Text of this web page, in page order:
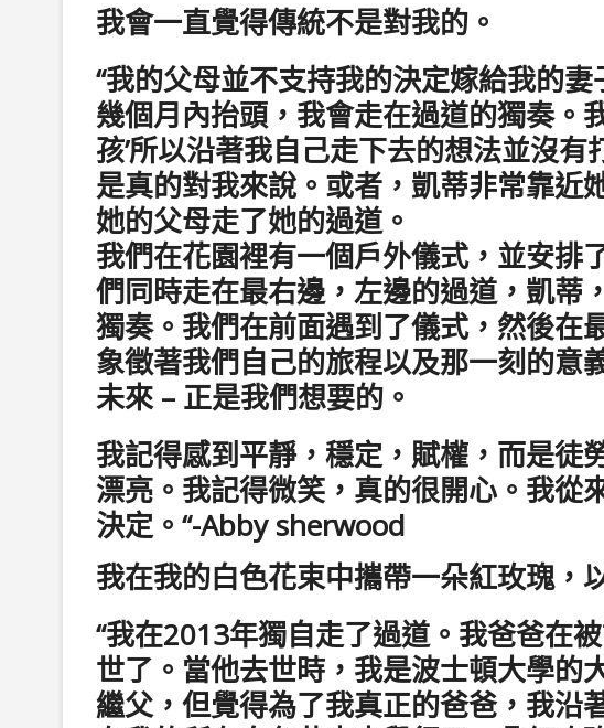
我會一直覺得傳統不是對我的。
“我的父母並不支持我的決定嫁給我的
幾個月內抬頭，我會走在過道的獨奏。
孩’所以沿著我自己走下去的想法並沒
是真的對我來說。或者，凱蒂非常靠近
她的父母走了她的過道。
我們在花園裡有一個戶外儀式，並安排
們同時走在最右邊，左邊的過道，凱蒂
獨奏。我們在前面遇到了儀式，然後在
象徵著我們自己的旅程以及那一刻的意
未來 – 正是我們想要的。
我記得感到平靜，穩定，賦權，而是徒
漂亮。我記得微笑，真的很開心。我從
決定。“-Abby sherwood
我在我的白色花束中攜帶一朵紅玫瑰，
“我在2013年獨自走了過道。我爸爸在
世了。當他去世時，我是波士頓大學的
繼父，但覺得為了我真正的爸爸，我沿